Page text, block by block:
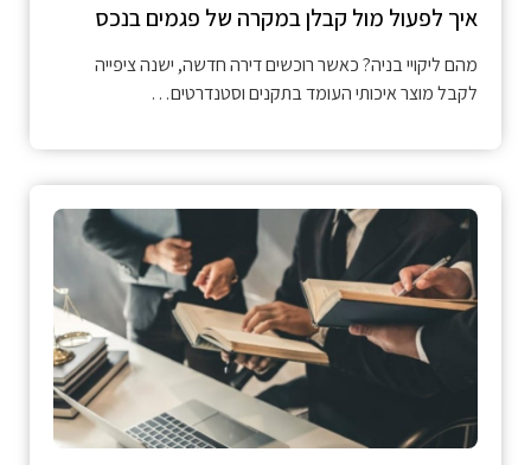
איך לפעול מול קבלן במקרה של פגמים בנכס
מהם ליקויי בניה? כאשר רוכשים דירה חדשה, ישנה ציפייה
לקבל מוצר איכותי העומד בתקנים וסטנדרטים…